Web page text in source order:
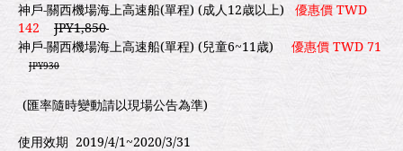
神戶-關西機場海上高速船(單程) (成人12歳以上) 優惠價 TWD
142
JPY1,850
神戶-關西機場海上高速船(單程) (兒童6~11歳) 優惠價 TWD 71
JPY930
(匯率隨時變動請以現場公告為準)
使用效期 2019/4/1~2020/3/31